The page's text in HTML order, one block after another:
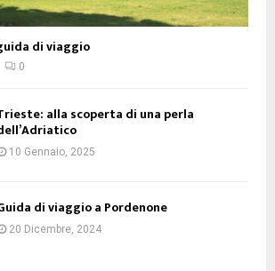
di viaggio
0
alla scoperta di una perla
10 Gennaio, 2025
di viaggio a Pordenone
20 Dicembre, 2024